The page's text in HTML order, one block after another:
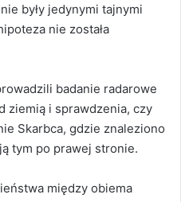
były jedynymi tajnymi
nie została
badanie radarowe
ziemią i sprawdzenia, czy
Skarbca, gdzie znaleziono
tym po prawej stronie.
między obiema